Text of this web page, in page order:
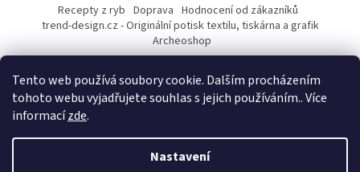
Tento web používá soubory cookie. Dalším procházením
tohoto webu vyjadřujete souhlas s jejich používáním.. Více
informacízde.
Nastavení
Recepty z ryb Doprava Hodnocení od zákazníků
trend-design.cz - Originální potisk textilu, tiskárna a grafik
Archeoshop
Vytvořil Shoptet